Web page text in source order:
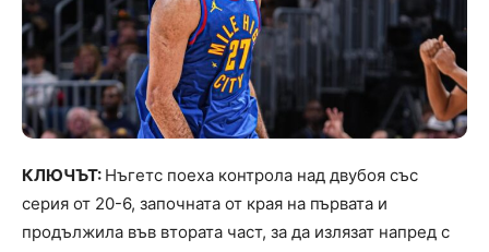
КЛЮЧЪТ: Нъгетс поеха контрола над двубоя със
серия от 20-6, започната от края на първата и
продължила във втората част, за да излязат напред с